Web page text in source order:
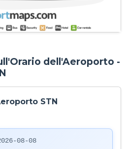
dell'Aeroporto -
STN
08-08